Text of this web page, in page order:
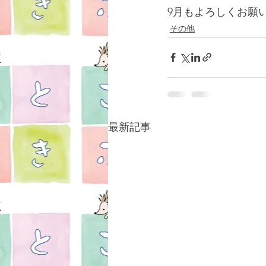
9月もよろしくお願
その他
最新記事